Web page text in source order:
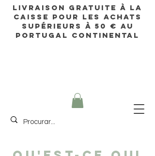
Livraison gratuite à la
caisse pour les achats
supérieurs à 50 € au
Portugal continental